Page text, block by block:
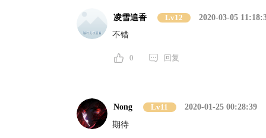
凌雪追香 Lv12
2020-03-05
不错
0 回复
Nong Lv11
2020-01-25 00:28:39
期待